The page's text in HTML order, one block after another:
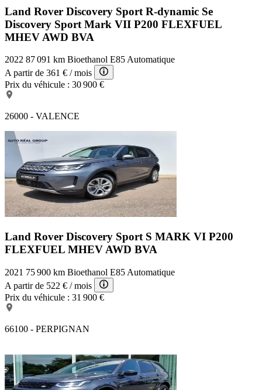
Land Rover Discovery Sport R-dynamic Se
Discovery Sport Mark VII P200 FLEXFUEL
MHEV AWD BVA
2022 87 091 km Bioethanol E85Automatique
A partir de 361 € / mois
Prix du véhicule : 30 900 €
26000 - VALENCE
Land Rover Discovery Sport S MARK VI P200
FLEXFUEL MHEV AWD BVA
2021 75 900 km Bioethanol E85 Automatique
A partir de 522 € / mois
Prix du véhicule : 31 900 €
66100 - PERPIGNAN